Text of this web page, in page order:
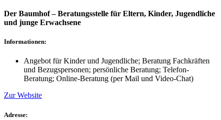
Der Baumhof – Beratungsstelle für Eltern, Kinder, Jugendliche
und junge Erwachsene
Informationen:
Angebot für Kinder und Jugendliche; Beratung Fachkräften
und Bezugspersonen; persönliche Beratung; Telefon-
Beratung; Online-Beratung (per Mail und Video-Chat)
Zur Website
Adresse: